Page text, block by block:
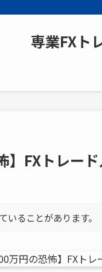
専業FXト
】FXトレー
ることがあります。